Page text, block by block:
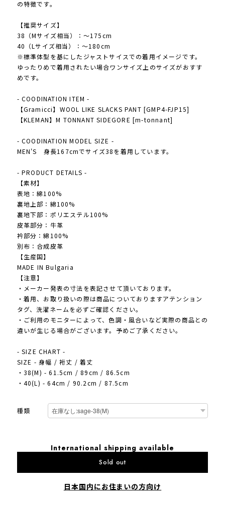
の特徴です。
【推奨サイズ】
38（Mサイズ相当）：～175cm
40（Lサイズ相当）：～180cm
※標準体型を基にしたジャストサイスでの着用イメージです。
ゆったりめで着用されたい場合ワンサイズ上のサイズがおすす
めです。
- COODINATION ITEM -
【Gramicci】WOOL LIKE SLACKS PANT [GMP4-FJP15]
【KLEMAN】M TONNANT SIDEGORE [m-tonnant]
- COODINATION MODEL SIZE -
MEN'S 身長167cmでサイズ38を着用しています。
- PRODUCT DETAILS -
【素材】
表地：綿100%
裏地上部：綿100%
裏地下部：ポリエステル100%
皮革部分：牛革
衿部分：綿100%
別布：合成皮革
【生産国】
MADE IN Bulgaria
【注意】
・メーカー発表の寸法を表記させて頂いております。
・着用、お取り扱いの際は商品についておりますアテンション
タグ、洗濯ネームを必ずご確認ください。
・ご利用のモニターによって、色調・風合いなど実際の商品との
違いが生じる場合がございます。予めご了承ください。
- SIZE CHART -
SIZE - 身幅 / 裄丈 / 着丈
・38(M) - 61.5cm / 89cm / 86.5cm
・40(L) - 64cm / 90.2cm / 87.5cm
種類
International shipping available
Sold out
日本国内にお住まいの方向け